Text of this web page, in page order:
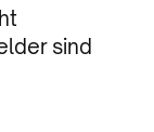
sind